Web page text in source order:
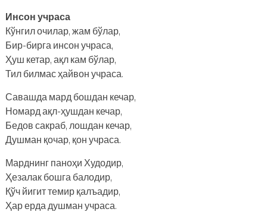
Инсон учраса
Кўнгил очилар, жам бўлар,
Бир-бирга инсон учраса,
Ҳуш кетар, ақл кам бўлар,
Тил билмас ҳайвон учраса.
Савашда мард бошдан кечар,
Номард ақл-ҳушдан кечар,
Бедов сакраб, лошдан кечар,
Душман қочар, қон учраса.
Марднинг паноҳи Худодир,
Ҳезалак бошга балодир,
Қўч йигит темир қалъадир,
Ҳар ерда душман учраса.